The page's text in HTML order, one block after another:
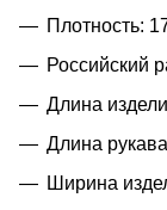
Плотность:
Российский
Длина
Длина
Ширина